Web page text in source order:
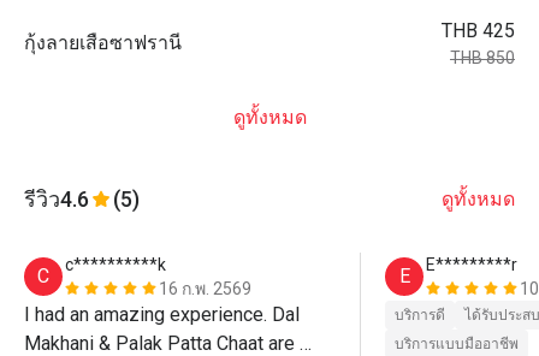
กุ้งลายเสือซาฟรานี
THB 425
THB 850
ดูทั้งหมด
รีวิว4.6 (5) ดูทั้งหมด
C
c**********k
16 ก.พ. 2569
I had an amazing experience. Dal
Makhani & Palak Patta Chaat are
E
E*********r
บริการดี
ได้รับประส
บริการแบบมืออาชีพ